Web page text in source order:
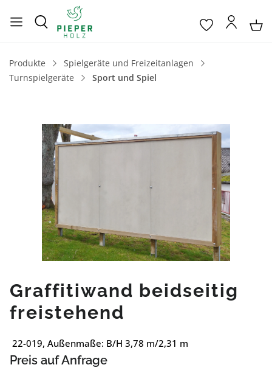
Produkte
Spielgeräte und Freizeitanlagen
Turnspielgeräte
Sport und Spiel
Bildergalerie überspringen
Graffitiwand beidseitig
freistehend
22-019, Außenmaße: B/H 3,78 m/2,31 m
Preis auf Anfrage